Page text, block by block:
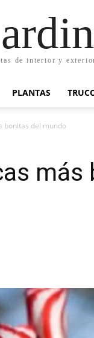
de interior y
PLANTAS
bonitas del mundo
más